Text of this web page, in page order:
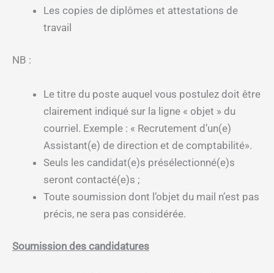
Les copies de diplômes et attestations de
travail
NB :
Le titre du poste auquel vous postulez doit être
clairement indiqué sur la ligne « objet » du
courriel. Exemple : « Recrutement d’un(e)
Assistant(e) de direction et de comptabilité».
Seuls les candidat(e)s présélectionné(e)s
seront contacté(e)s ;
Toute soumission dont l’objet du mail n’est pas
précis, ne sera pas considérée.
Soumission des candidatures